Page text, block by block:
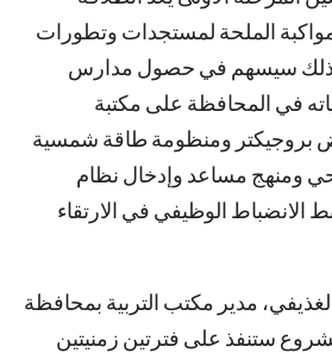
الملحة لمستجدات وتطورات
ذلك سيسهم في حصول مدارس
في المحافظة على مكتبة
بروجيكتر ومنظومة طاقة شمسية
ومنهج مساعد وإدخال نظام
الانضباط الوظيفي في الارتقاء
مدير مكتب التربية بمحافظة
ستنفذ على فترتين زمنيتين